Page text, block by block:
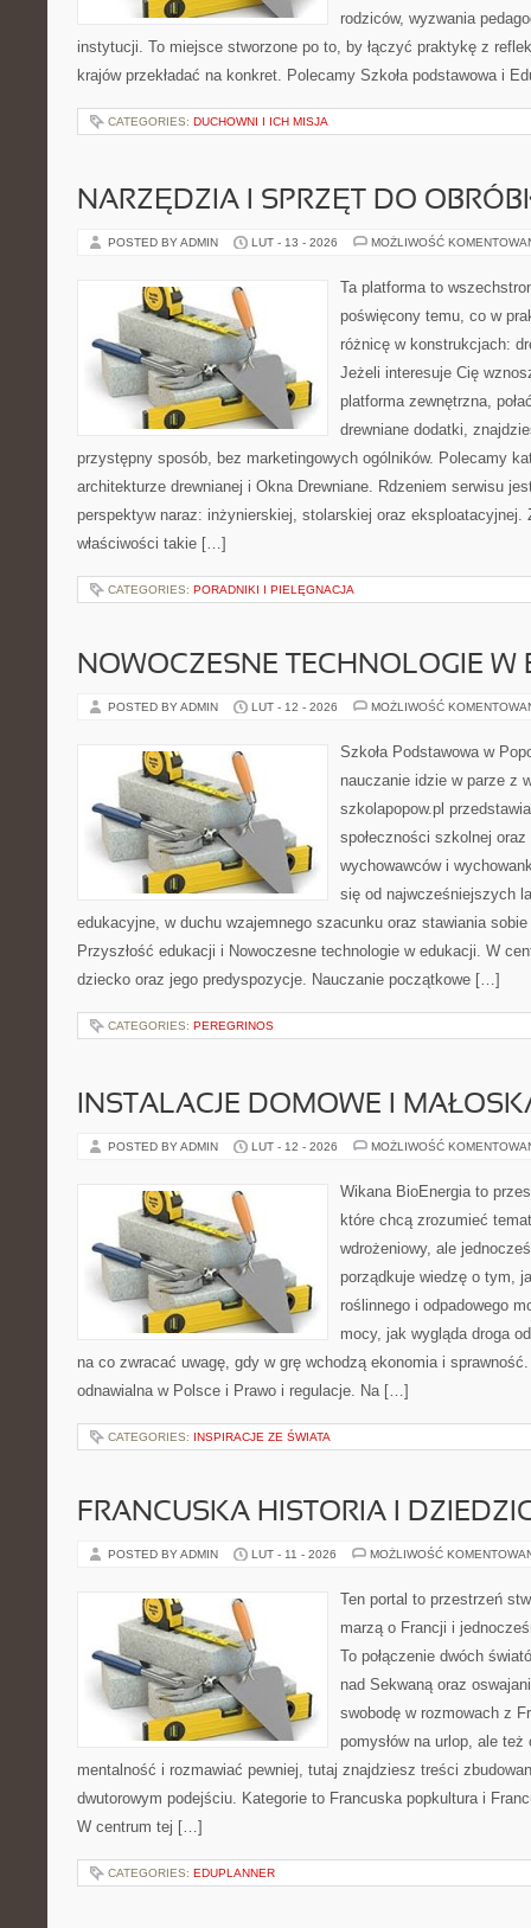
rodziców, wyzwania
instytucji. To miejsce stworzone po to, by łączyć praktykę z
krajów przekładać na konkret. Polecamy Szkoła podstawowa i
CATEGORIES: DUCHOWNI I ICH MISJA
NARZĘDZIA I SPRZĘT DO
POSTED BY ADMIN LUT - 13 - 2026 MOŻLIWOŚĆ
Ta platforma to
poświęcony temu, co w
różnicę w konstrukcjach:
Jeżeli interesuje Cię
platforma zewnętrzna,
drewniane dodatki,
przystępny sposób, bez marketingowych ogólników. Polecamy
architekturze drewnianej i Okna Drewniane. Rdzeniem serwisu
perspektyw naraz: inżynierskiej, stolarskiej oraz eksploatacyjnej.
właściwości takie […]
CATEGORIES: PORADNIKI I PIELĘGNACJA
NOWOCZESNE TECHNOLOGIE W
POSTED BY ADMIN LUT - 12 - 2026 MOŻLIWOŚĆ
Szkoła Podstawowa w
nauczanie idzie w parze z
szkolapopow.pl
społeczności szkolnej
wychowawców i
się od najwcześniejszych
edukacyjne, w duchu wzajemnego szacunku oraz stawiania
Przyszłość edukacji i Nowoczesne technologie w edukacji. W
dziecko oraz jego predyspozycje. Nauczanie początkowe […]
CATEGORIES: PEREGRINOS
INSTALACJE DOMOWE I
POSTED BY ADMIN LUT - 12 - 2026 MOŻLIWOŚĆ
Wikana BioEnergia to
które chcą zrozumieć
wdrożeniowy, ale
porządkuje wiedzę o tym,
roślinnego i odpadowego
mocy, jak wygląda droga
na co zwracać uwagę, gdy w grę wchodzą ekonomia i
odnawialna w Polsce i Prawo i regulacje. Na […]
CATEGORIES: INSPIRACJE ZE ŚWIATA
FRANCUSKA HISTORIA I
POSTED BY ADMIN LUT - 11 - 2026 MOŻLIWOŚĆ
Ten portal to przestrzeń
marzą o Francji i
To połączenie dwóch
nad Sekwaną oraz
swobodę w rozmowach z
pomysłów na urlop, ale
mentalność i rozmawiać pewniej, tutaj znajdziesz treści
dwutorowym podejściu. Kategorie to Francuska popkultura i
W centrum tej […]
CATEGORIES: EDUPLANNER